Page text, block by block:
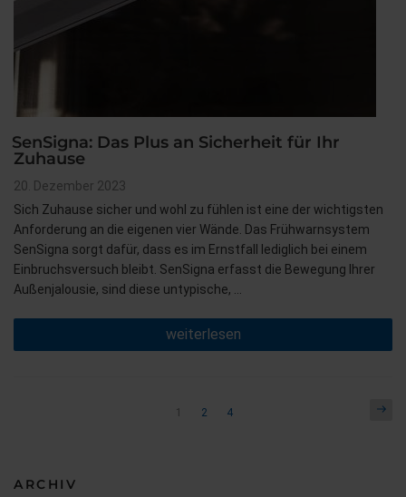
SenSigna: Das Plus an Sicherheit für Ihr
Zuhause
Veröffentlicht
am
20. Dezember 2023
Sich Zuhause sicher und wohl zu fühlen ist eine der wichtigsten
Anforderung an die eigenen vier Wände. Das Frühwarnsystem
SenSigna sorgt dafür, dass es im Ernstfall lediglich bei einem
Einbruchsversuch bleibt. SenSigna erfasst die Bewegung Ihrer
Außenjalousie, sind diese untypische, …
„SenSigna:
Das
für
Ihr
weiterlesen
Seitennummerierung
1 Seite
2 Seite
4
ARCHIV